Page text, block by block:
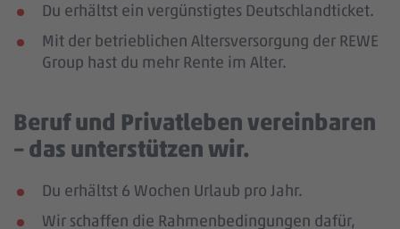
Du erhältst ein vergünstigtes Deutschlandticket.
Mit der betrieblichen Altersversorgung der REWE
Group hast du mehr Rente im Alter.
Beruf und Privatleben vereinbaren
– das unterstützen wir.
Du erhältst 6 Wochen Urlaub pro Jahr.
Wir schaffen die Rahmenbedingungen dafür,